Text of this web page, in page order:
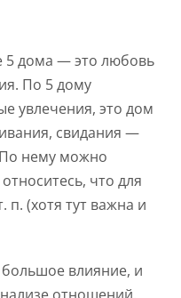
5 дома — это любовь
По 5 дому
увлечения, это дом
свидания —
нему можно
что для
п. (хотя тут важна и
влияние, и